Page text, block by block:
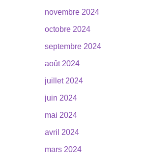
novembre 2024
octobre 2024
septembre 2024
août 2024
juillet 2024
juin 2024
mai 2024
avril 2024
mars 2024